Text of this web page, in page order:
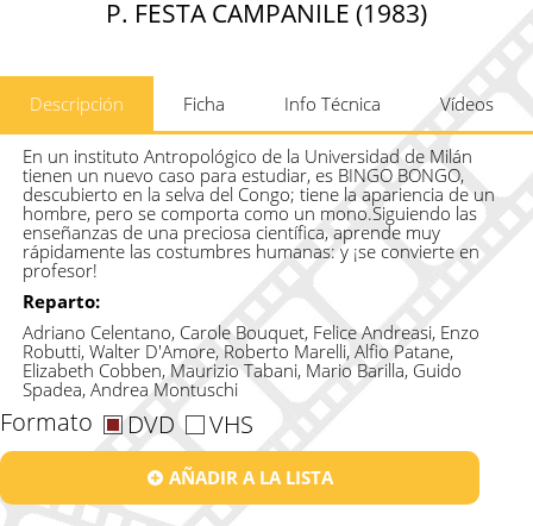
P. FESTA CAMPANILE (1983)
Descripción Ficha Info Técnica Vídeos
En un instituto Antropológico de la Universidad de Milán
tienen un nuevo caso para estudiar, es BINGO BONGO,
descubierto en la selva del Congo; tiene la apariencia de un
hombre, pero se comporta como un mono.Siguiendo las
enseñanzas de una preciosa científica, aprende muy
rápidamente las costumbres humanas: y ¡se convierte en
profesor!
Reparto:
Adriano Celentano, Carole Bouquet, Felice Andreasi, Enzo
Robutti, Walter D'Amore, Roberto Marelli, Alfio Patane,
Elizabeth Cobben, Maurizio Tabani, Mario Barilla, Guido
Spadea, Andrea Montuschi
Formato DVD VHS
AÑADIR A LA LISTA